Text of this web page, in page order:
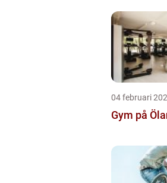
04 februari
Gym på